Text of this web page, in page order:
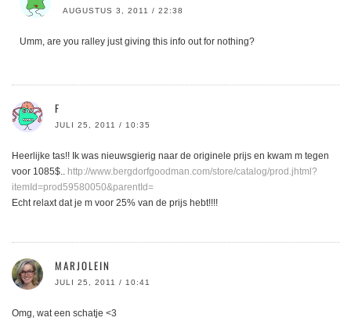
AUGUSTUS 3, 2011 / 22:38
Umm, are you ralley just giving this info out for nothing?
F
JULI 25, 2011 / 10:35
Heerlijke tas!! Ik was nieuwsgierig naar de originele prijs en kwam m tegen
voor 1085$.. http://www.bergdorfgoodman.com/store/catalog/prod.jhtml?
itemId=prod59580050&parentId=
Echt relaxt dat je m voor 25% van de prijs hebt!!!!
MARJOLEIN
JULI 25, 2011 / 10:41
Omg, wat een schatje <3